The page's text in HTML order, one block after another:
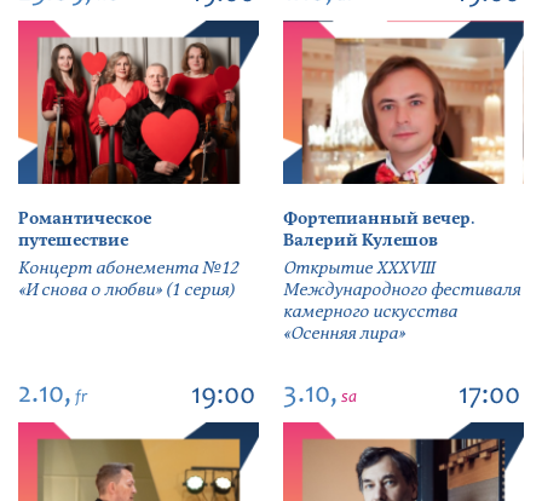
Романтическое
путешествие
Концерт абонемента №12
«И снова о любви» (1 серия)
Фортепианный вечер.
Валерий Кулешов
Открытие ХХХVIII
Международного фестиваля
камерного искусства
«Осенняя лира»
2.10, fr 19:00 3.10, sa 17:00